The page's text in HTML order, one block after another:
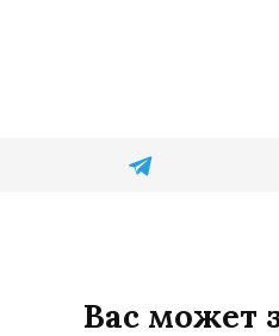
Вас может